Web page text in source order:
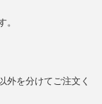
。
外を分けてご注文く